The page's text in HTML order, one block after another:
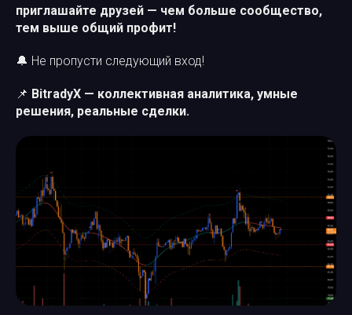
приглашайте друзей — чем больше сообщество,
тем выше общий профит!
🔔 Не пропусти следующий вход!
📌 BitradyX — коллективная аналитика, умные
решения, реальные сделки.